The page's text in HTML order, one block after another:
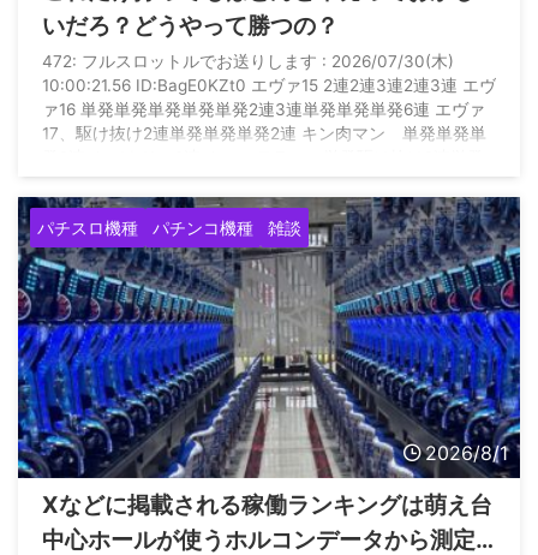
いだろ？どうやって勝つの？
472: フルスロットルでお送りします : 2026/07/30(木)
10:00:21.56 ID:BagE0KZt0 エヴァ15 2連2連3連2連3連 エヴ
ァ16 単発単発単発単発単発2連3連単発単発単発6連 エヴァ
17、駆け抜け2連単発単発単発2連 キン肉マン 単発単発単
抜け単発単発3連 暴凶 3連2連駆け抜け駆け抜け なのは
3連 何これ いつになったら勝てるの？ これだけ当たり引い
て万 ...
パチスロ機種 パチンコ機種 雑談
2026/8/1
Xなどに掲載される稼働ランキングは萌え台
中心ホールが使うホルコンデータから測定